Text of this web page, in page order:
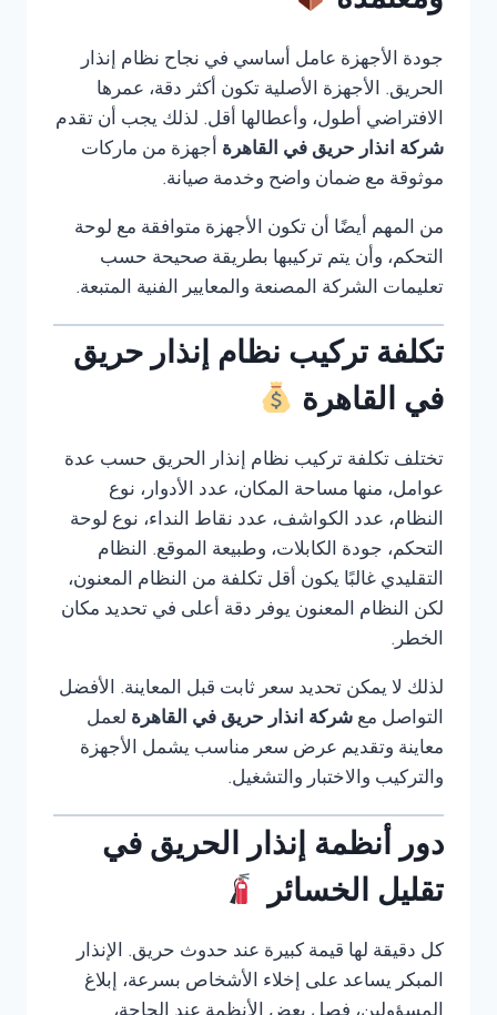
جودة الأجهزة عامل أساسي في نجاح نظام إنذار
الحريق. الأجهزة الأصلية تكون أكثر دقة، عمرها
الافتراضي أطول، وأعطالها أقل. لذلك يجب أن تقدم
شركة انذار حريق في القاهرة أجهزة من ماركات
موثوقة مع ضمان واضح وخدمة صيانة.
من المهم أيضًا أن تكون الأجهزة متوافقة مع لوحة
التحكم، وأن يتم تركيبها بطريقة صحيحة حسب
تعليمات الشركة المصنعة والمعايير الفنية المتبعة.
تكلفة تركيب نظام إنذار حريق
في القاهرة
تختلف تكلفة تركيب نظام إنذار الحريق حسب عدة
عوامل، منها مساحة المكان، عدد الأدوار، نوع
النظام، عدد الكواشف، عدد نقاط النداء، نوع لوحة
التحكم، جودة الكابلات، وطبيعة الموقع. النظام
التقليدي غالبًا يكون أقل تكلفة من النظام المعنون،
لكن النظام المعنون يوفر دقة أعلى في تحديد مكان
الخطر.
لذلك لا يمكن تحديد سعر ثابت قبل المعاينة. الأفضل
التواصل مع شركة انذار حريق في القاهرة لعمل
معاينة وتقديم عرض سعر مناسب يشمل الأجهزة
والتركيب والاختبار والتشغيل.
دور أنظمة إنذار الحريق في
تقليل الخسائر
كل دقيقة لها قيمة كبيرة عند حدوث حريق. الإنذار
المبكر يساعد على إخلاء الأشخاص بسرعة، إبلاغ